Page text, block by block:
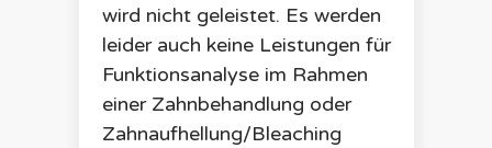
wird nicht geleistet. Es werden
leider auch keine Leistungen für
Funktionsanalyse im Rahmen
einer Zahnbehandlung oder
Zahnaufhellung/Bleaching